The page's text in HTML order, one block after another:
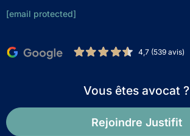
[email protected]
4,7 (539 avis)
Vous êtes avocat ?
Rejoindre Justifit